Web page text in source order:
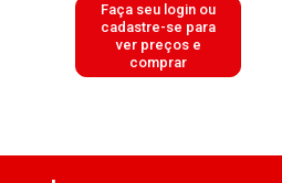
Faça seu login ou
cadastre-se para
ver preços e
comprar